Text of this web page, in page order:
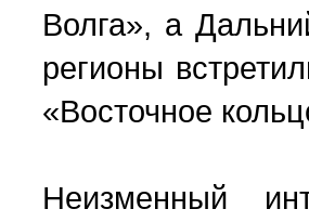
Волга», а
регионы
«Восточное
Неизменный